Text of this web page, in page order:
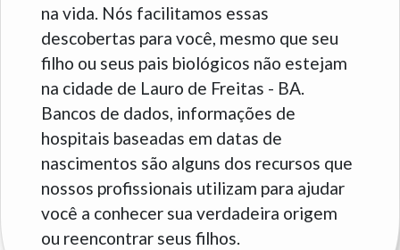
na vida. Nós facilitamos essas
descobertas para você, mesmo que seu
filho ou seus pais biológicos não estejam
na cidade de Lauro de Freitas - BA.
Bancos de dados, informações de
hospitais baseadas em datas de
nascimentos são alguns dos recursos que
nossos profissionais utilizam para ajudar
você a conhecer sua verdadeira origem
ou reencontrar seus filhos.